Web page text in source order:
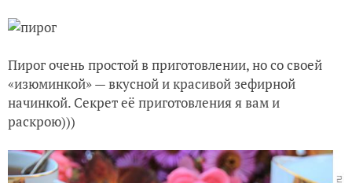
Пирог очень простой в приготовлении, но со своей
«изюминкой» — вкусной и красивой зефирной
начинкой. Секрет её приготовления я вам и
раскрою)))